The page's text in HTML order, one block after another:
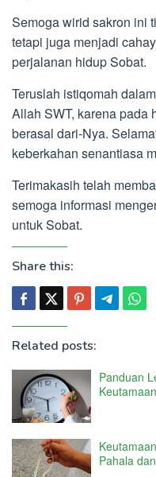
Semoga wirid sakron ini
tetapi juga menjadi
perjalanan hidup Sobat.
Teruslah istiqomah
Allah SWT, karena pada
berasal dari-Nya.
keberkahan senantiasa
Terimakasih telah
semoga informasi
untuk Sobat.
Share this:
Related posts:
Panduan
Pahala